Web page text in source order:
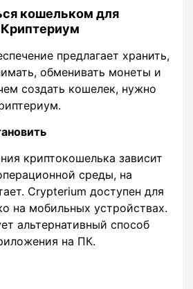
кошельком для
предлагает хранить,
обменивать монеты и
создать кошелек, нужно
криптокошелька зависит
среды, на
Crypterium доступен для
на мобильных устройствах.
альтернативный способ
на ПК.